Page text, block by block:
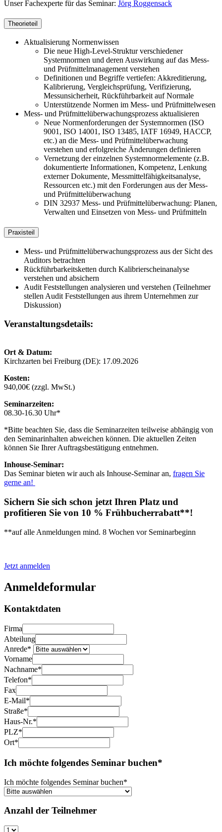
Unser Fachexperte für das Seminar: Jörg Roggensack
Theorieteil
Aktualisierung Normenwissen
Die neue High-Level-Struktur verschiedener
Systemnormen und deren Auswirkung auf das Mess-
und Prüfmittelmanagement verstehen
Definitionen und Begriffe vertiefen: Akkreditierung,
Kalibrierung, Vergleichsprüfung, Verifizierung,
Messunsicherheit, Rückführbarkeit auf Normale
Unterstützende Normen im Mess- und Prüfmittelwesen
Mess- und Prüfmittelüberwachungsprozess aktualisieren
Neue Normenforderungen der Systemnormen (ISO
9001, ISO 14001, ISO 13485, IATF 16949, HACCP,
etc.) an die Mess- und Prüfmittelüberwachung
verstehen und erfolgreiche Änderungen definieren
Vernetzung der einzelnen Systemnormelemente (z.B.
dokumentierte Informationen, Kompetenz, Lenkung
externer Dokumente, Messmittelfähigkeitsanalyse,
Ressourcen etc.) mit den Forderungen aus der Mess-
und Prüfmittelüberwachung
DIN 32937 Mess- und Prüfmittelüberwachung: Planen,
Verwalten und Einsetzen von Mess- und Prüfmitteln
Praxisteil
Mess- und Prüfmittelüberwachungsprozess aus der Sicht des
Auditors betrachten
Rückführbarkeitsketten durch Kalibrierscheinanalyse
verstehen und absichern
Audit Feststellungen analysieren und verstehen (Teilnehmer
stellen Audit Feststellungen aus ihrem Unternehmen zur
Diskussion)
Veranstaltungsdetails:
Ort & Datum:
Kirchzarten bei Freiburg (DE): 17.09.2026
Kosten:
940,00€ (zzgl. MwSt.)
Seminarzeiten:
08.30-16.30 Uhr*
*Bitte beachten Sie, dass die Seminarzeiten teilweise abhängig von
den Seminarinhalten abweichen können. Die aktuellen Zeiten
können Sie Ihrer Auftragsbestätigung entnehmen.
Inhouse-Seminar:
Das Seminar bieten wir auch als Inhouse-Seminar an, fragen Sie
gerne an!
Sichern Sie sich schon jetzt Ihren Platz und
profitieren Sie von 10 % Frühbucherrabatt**!
**auf alle Anmeldungen mind. 8 Wochen vor Seminarbeginn
Jetzt anmelden
Anmeldeformular
Kontaktdaten
Firma
Abteilung
Anrede*
Vorname
Nachname*
Telefon*
Fax
E-Mail*
Straße*
Haus-Nr.*
PLZ*
Ort*
Ich möchte folgendes Seminar buchen*
Ich möchte folgendes Seminar buchen*
Anzahl der Teilnehmer